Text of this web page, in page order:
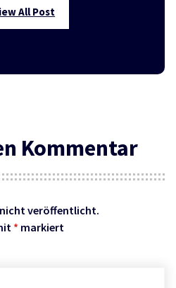
All Post
Kommentar
nicht veröffentlicht.
* markiert